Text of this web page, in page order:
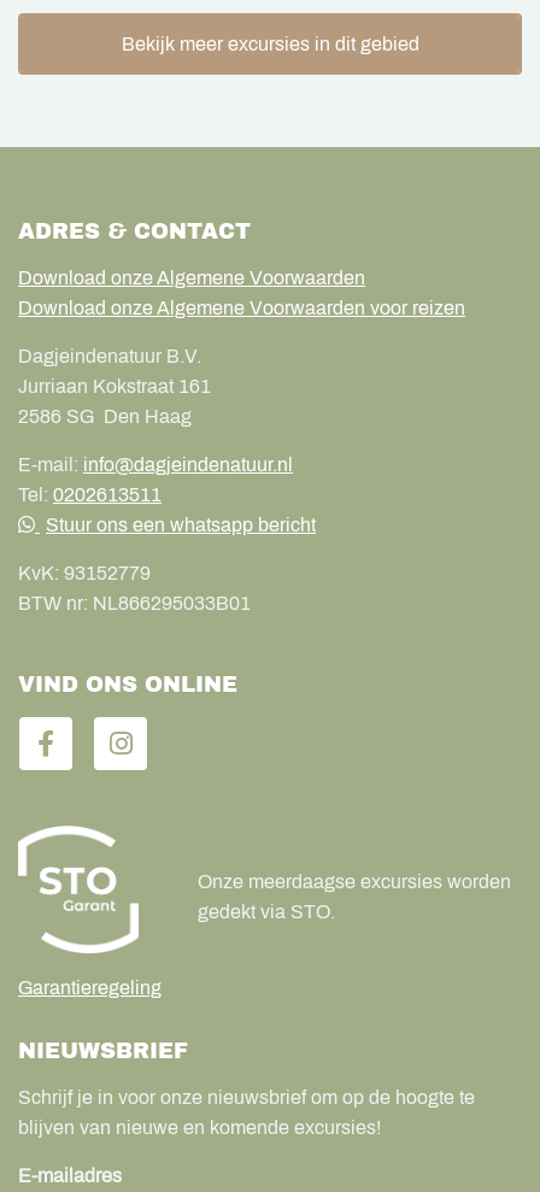
Bekijk meer excursies in dit gebied
ADRES & CONTACT
Download onze Algemene Voorwaarden
Download onze Algemene Voorwaarden voor reizen
Dagjeindenatuur B.V.
Jurriaan Kokstraat 161
2586 SG Den Haag
E-mail: info@dagjeindenatuur.nl
Tel: 0202613511
Stuur ons een whatsapp bericht
KvK: 93152779
BTW nr: NL866295033B01
VIND ONS ONLINE
Garantieregeling
Onze meerdaagse excursies worden
gedekt via STO.
NIEUWSBRIEF
Schrijf je in voor onze nieuwsbrief om op de hoogte te
blijven van nieuwe en komende excursies!
E-mailadres